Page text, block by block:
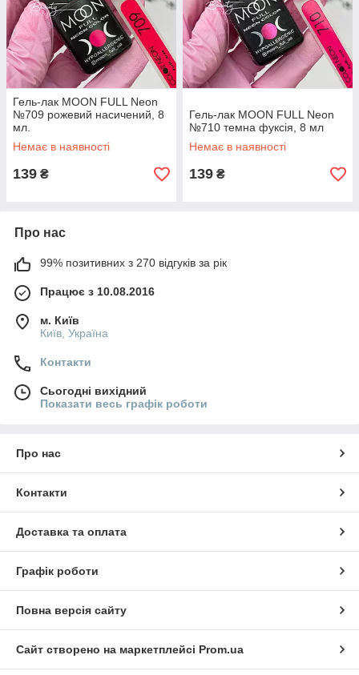
Гель-лак MOON FULL Neon
№709 рожевий насичений, 8
мл.
Немає в наявності
139 ₴
Гель-лак MOON FULL Neon
№710 темна фуксія, 8 мл
Немає в наявності
139 ₴
Про нас
99% позитивних з 270 відгуків за рік
Працює з 10.08.2016
м. Київ
Київ, Україна
Контакти
Сьогодні вихідний
Показати весь графік роботи
Про нас
Контакти
Доставка та оплата
Графік роботи
Повна версія сайту
Сайт створено на маркетплейсі Prom.ua